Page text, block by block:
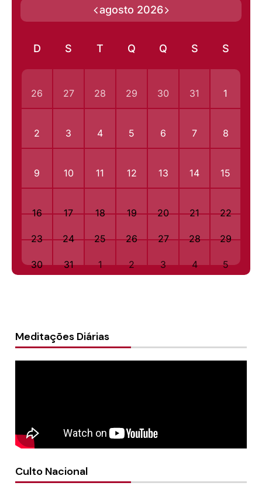
agosto 2026
D S T Q Q S S
26 27 28 29 30 31 1
2 3 4 5 6 7 8
9 10 11 12 13 14 15
16 17 18 19 20 21 22
23 24 25 26 27 28 29
30 31 1 2 3 4 5
Meditações Diárias
Culto Nacional